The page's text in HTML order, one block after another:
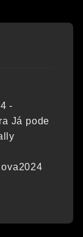
-
Já pode